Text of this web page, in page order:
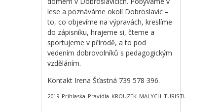
lese a poznáváme okolí Dobroslavic –
to, co objevíme na výpravách, kreslíme
do zápisníku, hrajeme si, čteme a
sportujeme v přírodě, a to pod
vedením dobrovolníků s pedagogickým
vzděláním.
Kontakt Irena Šťastná 739 578 396.
2019_Prihlaska_Pravidla_KROUZEK_MALYCH_TURISTU